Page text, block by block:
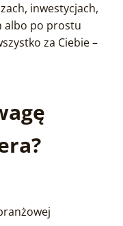
inwestycjach,
albo po prostu
za Ciebie –